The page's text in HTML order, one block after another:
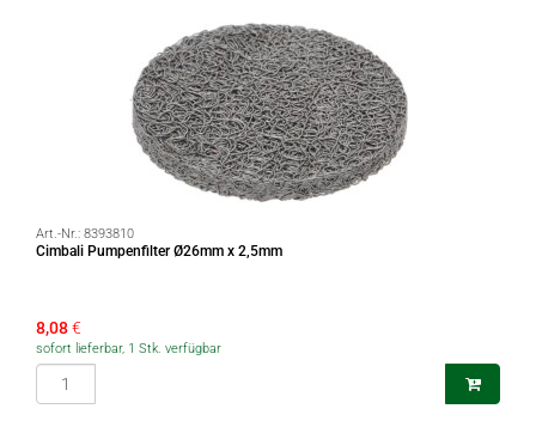
Art.-Nr.: 8393810
Cimbali Pumpenfilter Ø26mm x 2,5mm
8,08€
sofort lieferbar, 1 Stk. verfügbar